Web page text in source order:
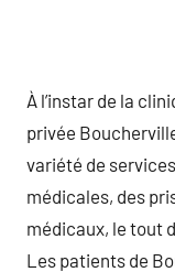
À l’instar de la
privée
variété de
médicales, des
médicaux, le tout
Les patients de